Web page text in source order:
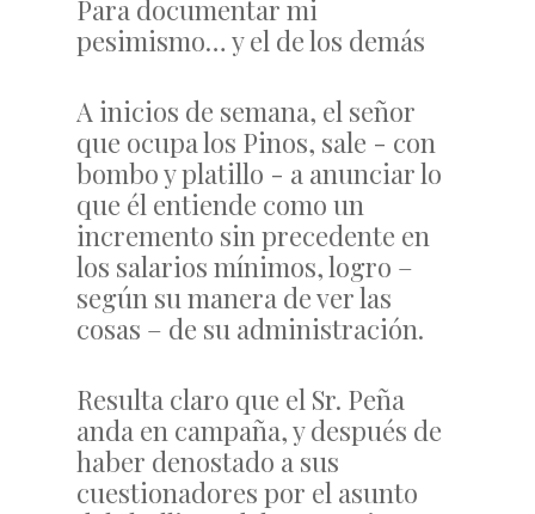
Para documentar mi
pesimismo… y el de los demás
A inicios de semana, el señor
que ocupa los Pinos, sale - con
bombo y platillo - a anunciar lo
que él entiende como un
incremento sin precedente en
los salarios mínimos, logro –
según su manera de ver las
cosas – de su administración.
Resulta claro que el Sr. Peña
anda en campaña, y después de
haber denostado a sus
cuestionadores por el asunto